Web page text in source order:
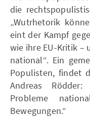
die
„Wutrhetorik
eint der Kampf
wie ihre EU-Kritik –
national“. Ein
Populisten, findet
Andreas
Probleme
Bewegungen.“